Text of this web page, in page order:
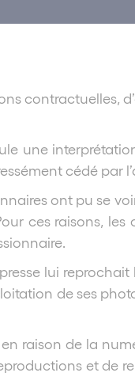
contractuelles,
une
cédé par
ont pu se
ces raisons,
lui
de ses
raison de la
et de